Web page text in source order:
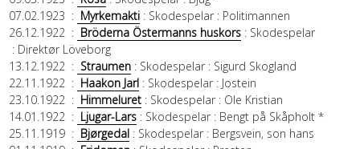
07.02.1923 : Myrkemakti: Skodespelar: Politimannen
26.12.1922: Bröderna Östermanns huskors: Skodespelar
: Direktør Löveborg
13.12.1922: Straumen: Skodespelar: Sigurd Skogland
22.11.1922: Haakon Jarl: Skodespelar: Jostein
23.10.1922: Himmeluret: Skodespelar: Ole Kristian
14.01.1922: Ljugar-Lars: Skodespelar: Bengt på Skåpholt *
25.11.1919: Bjørgedal: Skodespelar: Bergsvein, son hans